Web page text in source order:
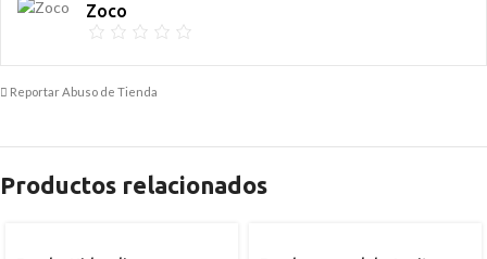
Zoco
Reportar Abuso de Tienda
Productos relacionados